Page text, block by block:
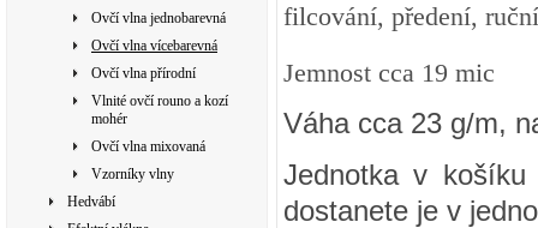
Ovčí vlna jednobarevná
Ovčí vlna vícebarevná
Ovčí vlna přírodní
Vlnité ovčí rouno a kozí
mohér
Ovčí vlna mixovaná
Vzorníky vlny
Hedvábí
filcování, předení,
Jemnost cca 19 mic
Váha cca 23 g/m,
Jednotka v
dostanete je v